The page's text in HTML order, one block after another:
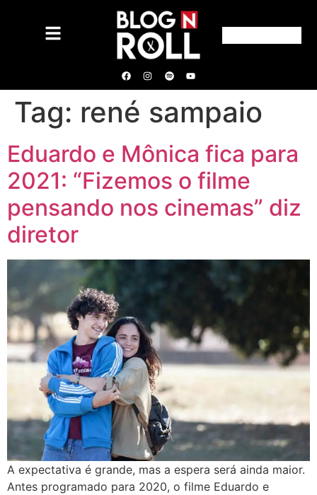
Tag: rené sampaio
Eduardo e Mônica fica para
2021: “Fizemos o filme
pensando nos cinemas” diz
diretor
A expectativa é grande, mas a espera será ainda maior.
Antes programado para 2020, o filme Eduardo e